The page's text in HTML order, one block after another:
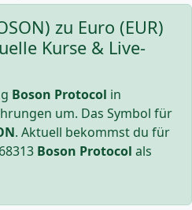
zu Euro (EUR)
Kurse & Live-
Boson Protocol in
um. Das Symbol für
. Aktuell bekommst du für
Boson Protocol als